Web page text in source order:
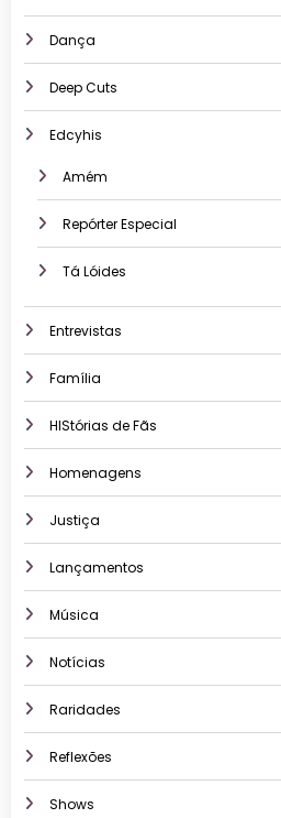
Dança
Deep Cuts
Edcyhis
Amém
Repórter Especial
Tá Lóides
Entrevistas
Família
HIStórias de Fãs
Homenagens
Justiça
Lançamentos
Música
Notícias
Raridades
Reflexões
Shows